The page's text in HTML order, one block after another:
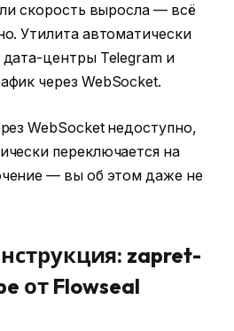
скорость выросла — всё
Утилита автоматически
центры Telegram и
через WebSocket.
WebSocket недоступно,
переключается на
— вы об этом даже не
zapret-
от Flowseal